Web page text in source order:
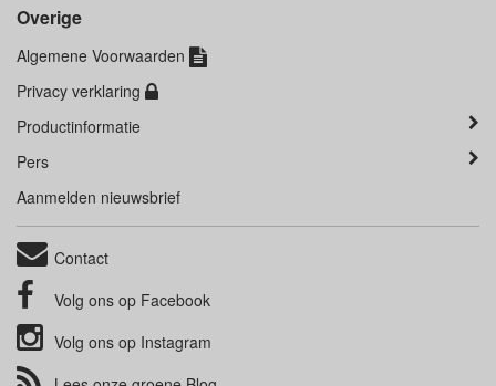
Overige
Algemene Voorwaarden
Privacy verklaring
Productinformatie
Pers
Aanmelden nieuwsbrief
Contact
Volg ons op Facebook
Volg ons op Instagram